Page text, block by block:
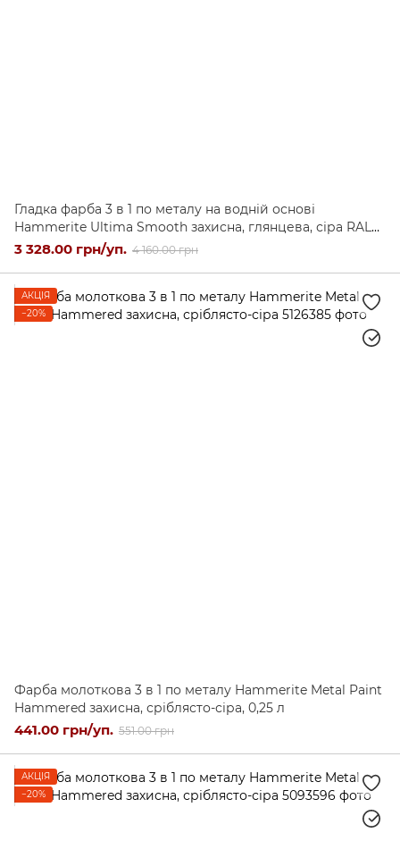
Гладка фарба 3 в 1 по металу на водній основі
Hammerite Ultima Smooth захисна, глянцева, сіра RAL
7042, 2,2 л
3 328.00 грн/уп. 4 160.00 грн
АКЦІЯ
−20%
Фарба молоткова 3 в 1 по металу Hammerite Metal Paint
Hammered захисна, сріблясто-сіра, 0,25 л
441.00 грн/уп. 551.00 грн
АКЦІЯ
−20%